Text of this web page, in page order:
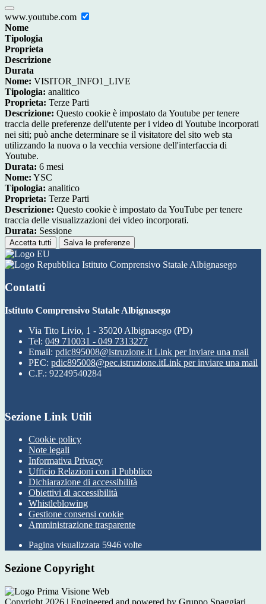
www.youtube.com
Nome
Tipologia
Proprieta
Descrizione
Durata
Nome: VISITOR_INFO1_LIVE
Tipologia: analitico
Proprieta: Terze Parti
Descrizione: Questo cookie è impostato da Youtube per tenere
traccia delle preferenze dell'utente per i video di Youtube incorporati
nei siti; può anche determinare se il visitatore del sito web sta
utilizzando la nuova o la vecchia versione dell'interfaccia di
Youtube.
Durata: 6 mesi
Nome: YSC
Tipologia: analitico
Proprieta: Terze Parti
Descrizione: Questo cookie è impostato da YouTube per tenere
traccia delle visualizzazioni dei video incorporati.
Durata: Sessione
Accetta tutti Salva le preferenze
Istituto Comprensivo Statale Albignasego
Contatti
Istituto Comprensivo Statale Albignasego
Via Tito Livio, 1 - 35020 Albignasego (PD)
Tel: 049 710031 - 049 7313277
Email: pdic895008@istruzione.it Link per inviare una mail
PEC: pdic895008@pec.istruzione.itLink per inviare una mail
C.F.: 92249540284
Sezione Link Utili
Cookie policy
Note legali
Informativa Privacy
Ufficio Relazioni con il Pubblico
Dichiarazione di accessibilità
Obiettivi di accessibilità
Whistleblowing
Gestione consensi cookie
Amministrazione trasparente
Pagina visualizzata 5946 volte
Sezione Copyright
Copyright 2026 | Engineered and powered by Gruppo Spaggiari